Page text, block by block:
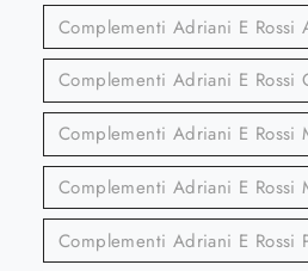
Complementi Adriani E Rossi
Complementi Adriani E Rossi
Complementi Adriani E Rossi
Complementi Adriani E Rossi
Complementi Adriani E Rossi